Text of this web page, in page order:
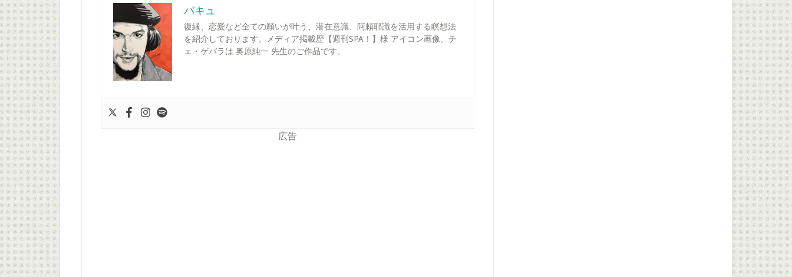
バキュ
復縁、恋愛など全ての願いが叶う、潜在意識、阿頼耶識を活用する瞑想法
を紹介しております。メディア掲載歴【週刊SPA！】様 アイコン画像、チ
ェ・ゲバラは 奥原純一 先生のご作品です。
広告